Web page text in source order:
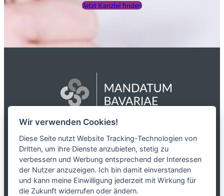
Jetzt Kanzlei finden
Das Netzwerk
Partnerkanzleien
Karriere
Kontakt
Wir verwenden Cookies!
Diese Seite nutzt Website Tracking-Technologien von
Dritten, um ihre Dienste anzubieten, stetig zu
verbessern und Werbung entsprechend der Interessen
der Nutzer anzuzeigen. Ich bin damit einverstanden
und kann meine Einwilligung jederzeit mit Wirkung für
die Zukunft widerrufen oder ändern.